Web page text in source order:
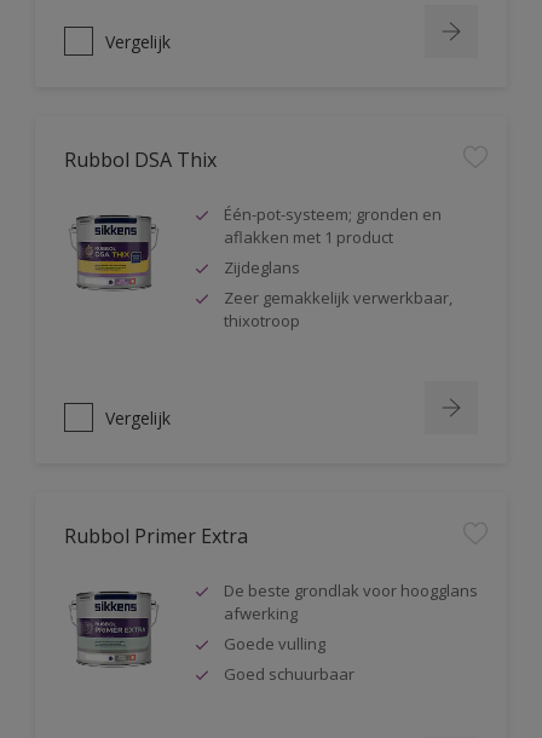
Vergelijk
Rubbol DSA Thix
Één-pot-systeem; gronden en
aflakken met 1 product
Zijdeglans
Zeer gemakkelijk verwerkbaar,
thixotroop
Vergelijk
Rubbol Primer Extra
De beste grondlak voor hoogglans
afwerking
Goede vulling
Goed schuurbaar